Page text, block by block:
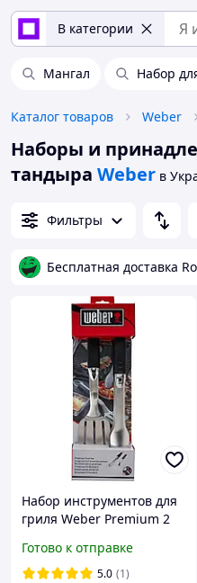
В категории
Мангал Набор
Каталог товаров Weber
Наборы и
тандыра Weber в
Фильтры
Бесплатная доставка
Набор инструментов для
гриля Weber Premium 2
нержавеющей стали
Готово к отправке
5.0 (1)